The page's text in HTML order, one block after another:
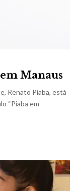
Manaus
Renato Piaba, está
“Piaba em